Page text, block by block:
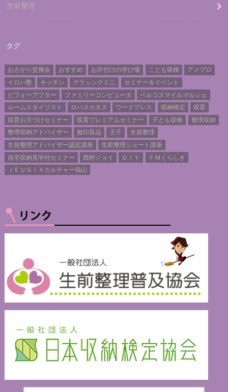
生前整理
タグ
おさがり交換会 おすすめ お片付けの学び場 こども収検
アメブロ
イロハ塾
キッチン クラッシクミニ
セミナー＆イベント
ビフォーアフター
ファミリーコンピュータ
ベルコスマイルマルシェ
ルームスタイリスト
ロハスカタス ワードプレス 収納検定
収育
収育お片づけセミナー
収育プレミアムセミナー 子ども収検
整理収納
整理収納アドバイザー
無印良品 王子
生前整理
生前整理アドバイザー認定講座
生前整理ショート講座
自宅収納見学付セミナー
西村ジョイ ＤＩＹ
ＦＭくらしき
ＪＥＵＧＩＡカルチャー福山